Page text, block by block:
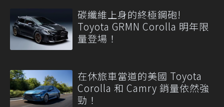
碳纖維上身的終極鋼砲!
Toyota GRMN Corolla 明年限
量登場！
在休旅車當道的美國 Toyota
Corolla 和 Camry 銷量依然強
勁！